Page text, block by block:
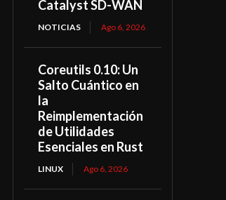
Catalyst SD-WAN
NOTICIAS Ago 6, 2026
Coreutils 0.10: Un
Salto Cuántico en
la
Reimplementación
de Utilidades
Esenciales en Rust
LINUX Ago 6, 2026